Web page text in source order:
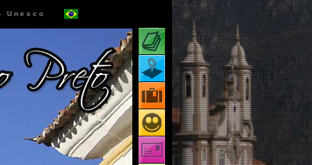
Unesco
Atrações turísticas
Mapa de atrações
Pacotes turísticos
Receptivos turísticos
Cartões virtuais